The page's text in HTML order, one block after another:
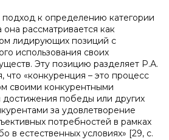
подход к определению категории
она рассматривается как
лидирующих позиций с
использования своих
Эту позицию разделяет Р.А.
что «конкуренция – это процесс
своими конкурентными
победы или других
за удовлетворение
потребностей в рамках
в естественных условиях» [29, c.